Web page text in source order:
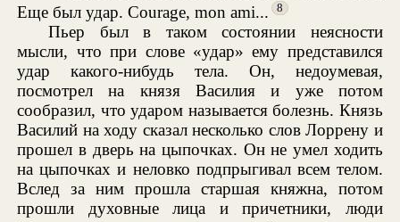
Еще был удар. Courage, mon ami...
8
Пьер был в таком состоянии неясности
мысли, что при слове «удар» ему представился
удар какого-нибудь тела. Он, недоумевая,
посмотрел на князя Василия и уже потом
сообразил, что ударом называется болезнь. Князь
Василий на ходу сказал несколько слов Лоррену и
прошел в дверь на цыпочках. Он не умел ходить
на цыпочках и неловко подпрыгивал всем телом.
Вслед за ним прошла старшая княжна, потом
прошли духовные лица и причетники, люди